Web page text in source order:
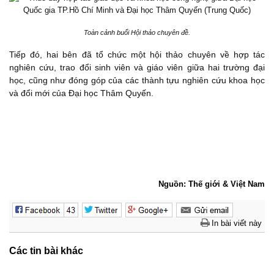
Toàn cảnh buổi Hội thảo chuyên đề.
Tiếp đó, hai bên đã tổ chức một hội thảo chuyên về hợp tác
nghiên cứu, trao đổi sinh viên và giáo viên giữa hai trường đại
học, cũng như đóng góp của các thành tựu nghiên cứu khoa học
và đổi mới của Đại học Thâm Quyến.
Nguồn: Thế giới & Việt Nam
In bài viết này
Các tin bài khác